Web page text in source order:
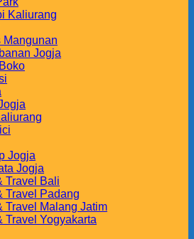
Kaliurang
Mangunan
Jogja
Jogja
Jogja
Travel Bali
Travel Padang
Travel Malang Jatim
Travel Yogyakarta